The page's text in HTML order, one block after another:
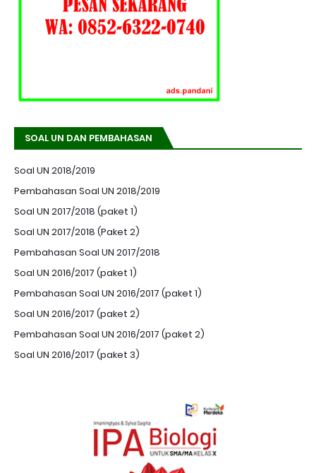
SOAL UN DAN PEMBAHASAN
Soal UN 2018/2019
Pembahasan Soal UN 2018/2019
Soal UN 2017/2018 (paket 1)
Soal UN 2017/2018 (Paket 2)
Pembahasan Soal UN 2017/2018
Soal UN 2016/2017 (paket 1)
Pembahasan Soal UN 2016/2017 (paket 1)
Soal UN 2016/2017 (paket 2)
Pembahasan Soal UN 2016/2017 (paket 2)
Soal UN 2016/2017 (paket 3)